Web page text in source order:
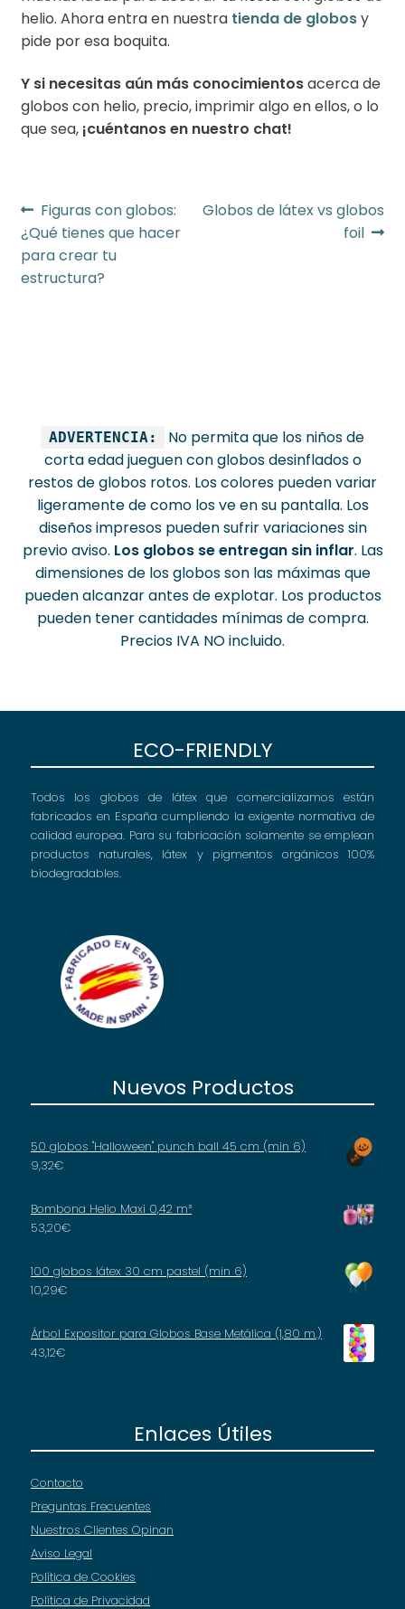
helio. Ahora entra en nuestra tienda de globosy
pide por esa boquita.
Y si necesitas aún más conocimientosacerca de
globos con helio, precio, imprimir algo en ellos, o lo
que sea, ¡cuéntanos en nuestro chat!
Navegación
de
entradas
Anterior:
Figuras con globos:
¿Qué tienes que hacer
para crear tu
estructura?
Siguiente:
Globos de látex vs globos
foil
ADVERTENCIA:
No permita que los niños de
corta edad jueguen con globos desinflados o
restos de globos rotos. Los colores pueden variar
ligeramente de como los ve en su pantalla. Los
diseños impresos pueden sufrir variaciones sin
previo aviso. Los globos se entregan sin inflar. Las
dimensiones de los globos son las máximas que
pueden alcanzar antes de explotar. Los productos
pueden tener cantidades mínimas de compra.
Precios IVA NO incluido.
ECO-FRIENDLY
Todos los globos de látex que comercializamos están
fabricados en España cumpliendo la exigente normativa de
calidad europea. Para su fabricación solamente se emplean
productos naturales, látex y pigmentos orgánicos 100%
biodegradables.
Nuevos Productos
50 globos "Halloween" punch ball 45 cm (min 6)
9,32€
Bombona Helio Maxi 0,42 m³
53,20€
100 globos látex 30 cm pastel (min 6)
10,29€
Árbol Expositor para Globos Base Metálica (1,80 m.)
43,12€
Enlaces Útiles
Contacto
Preguntas Frecuentes
Nuestros Clientes Opinan
Aviso Legal
Política de Cookies
Política de Privacidad